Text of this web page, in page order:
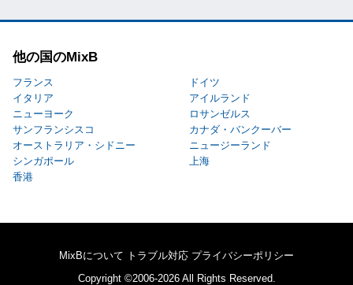
他の国のMixB
フランス
ドイツ
イタリア
アイルランド
ニューヨーク
ロサンゼルス
サンフランシスコ
カナダ・バンクーバー
オーストラリア・シドニー
ニュージーランド
シンガポール
上海
香港
MixBについて トラブル対応 プライバシーポリシー
Copyright ©2006-2026 All Rights Reserved.